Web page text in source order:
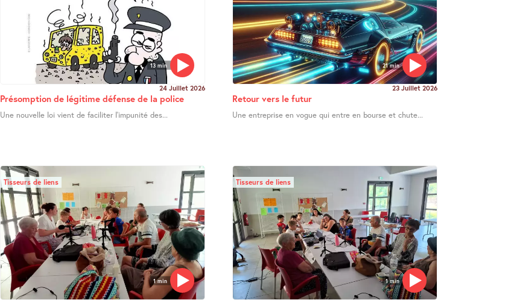
13 min
24 Juillet 2026
Présomption de légitime défense de la police
Une nouvelle loi vient de faciliter l’impunité des...
21 min
23 Juillet 2026
Retour vers le futur
Une entreprise en vogue qui entre en bourse et chute...
1 min
Tisseurs de liens
1 min
Tisseurs de liens